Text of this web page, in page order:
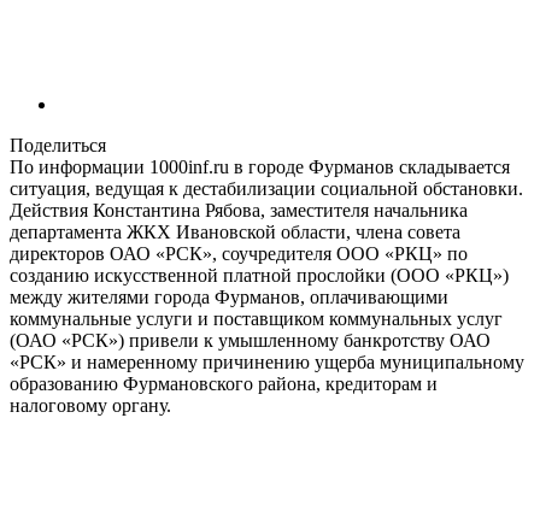
Поделиться
По информации 1000inf.ru в городе Фурманов складывается
ситуация, ведущая к дестабилизации социальной обстановки.
Действия Константина Рябова, заместителя начальника
департамента ЖКХ Ивановской области, члена совета
директоров ОАО «РСК», соучредителя ООО «РКЦ» по
созданию искусственной платной прослойки (ООО «РКЦ»)
между жителями города Фурманов, оплачивающими
коммунальные услуги и поставщиком коммунальных услуг
(ОАО «РСК») привели к умышленному банкротству ОАО
«РСК» и намеренному причинению ущерба муниципальному
образованию Фурмановского района, кредиторам и
налоговому органу.